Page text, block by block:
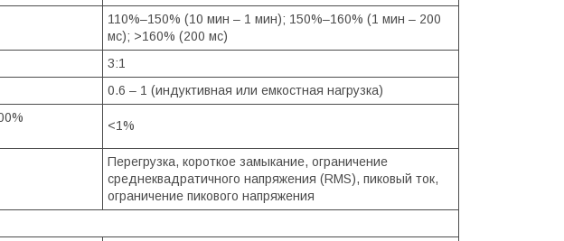
110%–150% (10 мин – 1 мин); 150%–160% (1 мин – 200
мс); >160% (200 мс)
3:1
0.6 – 1 (индуктивная или емкостная нагрузка)
<1%
Перегрузка, короткое замыкание, ограничение
среднеквадратичного напряжения (RMS), пиковый ток,
ограничение пикового напряжения